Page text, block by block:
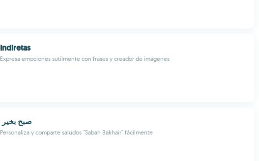
Indiretas
Expresa emociones sutilmente con frases y creador de imágenes
صبح ‏بخير ‏
Personaliza y comparte saludos "Sabah Bakhair" fácilmente